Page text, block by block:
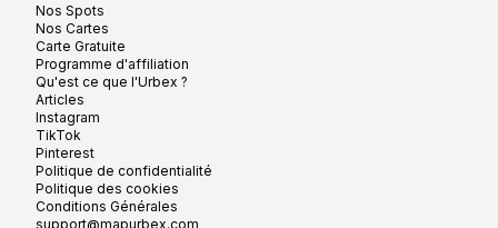
Nos Spots
Nos Cartes
Carte Gratuite
Programme d'affiliation
Qu'est ce que l'Urbex ?
Articles
Instagram
TikTok
Pinterest
Politique de confidentialité
Politique des cookies
Conditions Générales
support@mapurbex.com